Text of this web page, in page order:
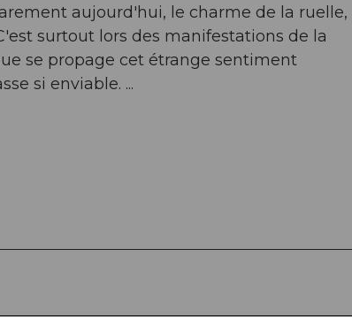
aujourd'hui, le charme de la ruelle,
surtout lors des manifestations de la
se propage cet étrange sentiment
si enviable. ...